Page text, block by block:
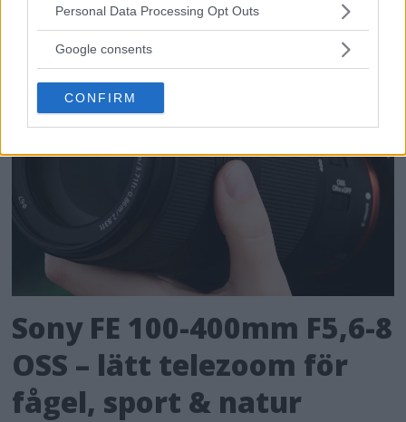
Please note that this website/app uses one or more Google
not limited to your visit or usage behaviour. You may click to
use your data for below specified purposes in below Google
consent section.
Personal Data Processing Opt Outs
Google consents
CONFIRM
Sony FE 100-400mm F5,6-8
OSS – lätt telezoom för
fågel, sport & natur